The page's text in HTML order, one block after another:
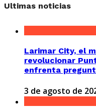
Ultimas noticias
Larimar City, el
revolucionar
enfrenta
3 de agosto de